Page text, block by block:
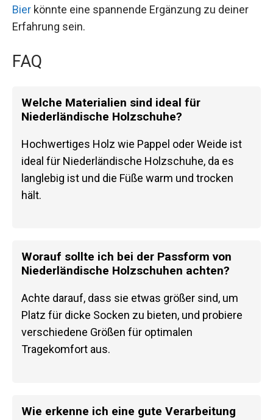
Bier könnte eine spannende Ergänzung zu deiner
Erfahrung sein.
FAQ
Welche Materialien sind ideal für
Niederländische Holzschuhe?
Hochwertiges Holz wie Pappel oder Weide ist
ideal für Niederländische Holzschuhe, da es
langlebig ist und die Füße warm und trocken
hält.
Worauf sollte ich bei der Passform von
Niederländische Holzschuhen achten?
Achte darauf, dass sie etwas größer sind, um
Platz für dicke Socken zu bieten, und probiere
verschiedene Größen für optimalen
Tragekomfort aus.
Wie erkenne ich eine gute Verarbeitung